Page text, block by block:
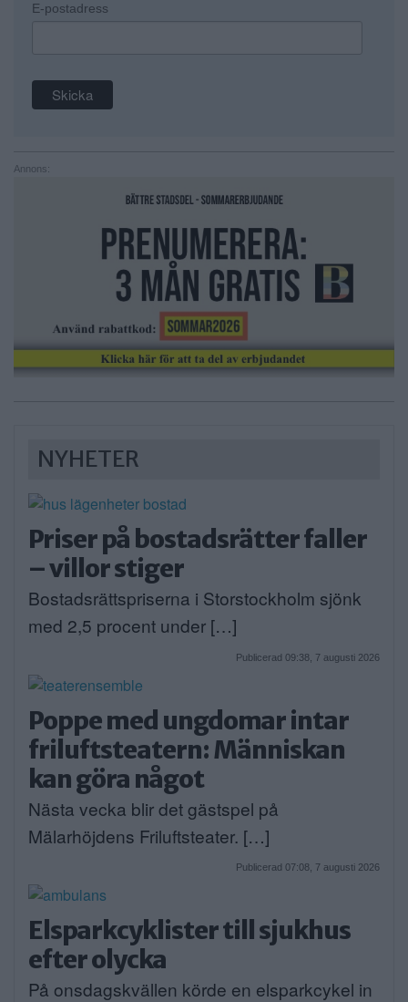
E-postadress
Annons:
NYHETER
Priser på bostadsrätter faller
– villor stiger
Bostadsrättspriserna i Storstockholm sjönk
med 2,5 procent under […]
Publicerad 09:38, 7 augusti 2026
Poppe med ungdomar intar
friluftsteatern: Människan
kan göra något
Nästa vecka blir det gästspel på
Mälarhöjdens Friluftsteater. […]
Publicerad 07:08, 7 augusti 2026
Elsparkcyklister till sjukhus
efter olycka
På onsdagskvällen körde en elsparkcykel in